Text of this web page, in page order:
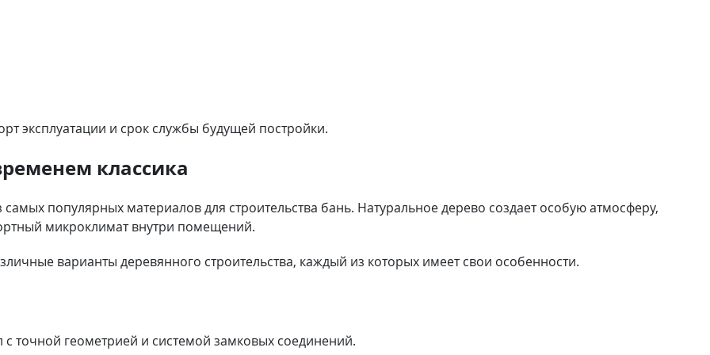
эксплуатации и срок службы будущей постройки.
классика
популярных материалов для строительства бань. Натуральное дерево создает особую атмосферу,
микроклимат внутри помещений.
варианты деревянного строительства, каждый из которых имеет свои особенности.
точной геометрией и системой замковых соединений.